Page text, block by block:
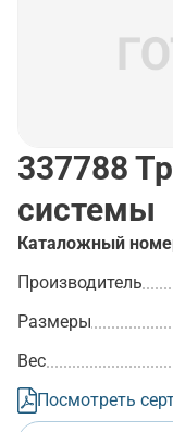
337788
системы
Каталожный
Производитель
Размеры
Вес
Посмотреть